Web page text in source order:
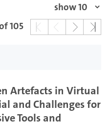
105
Artefacts in Virtual
and Challenges for
Tools and